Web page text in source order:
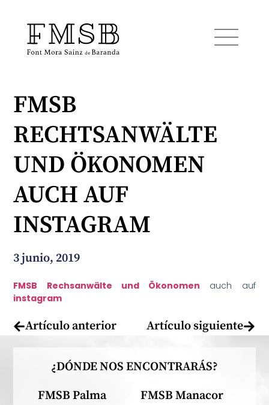
Inicio
Font Mora Sainz de Baranda
Servicios
Noticias
¿En qué podemos ayudarte?
FMSB
RECHTSANWÄLTE
UND ÖKONOMEN
AUCH AUF
INSTAGRAM
3 junio, 2019
FMSB Rechsanwälte und Ökonomen auch auf
instagram
Artículo anterior Artículo siguiente
¿DÓNDE NOS ENCONTRARÁS?
FMSB Palma
FMSB Manacor